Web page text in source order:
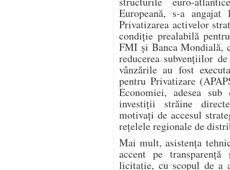
Europeană, s-a
Privatizarea activelor
condiție prealabilă
FMI și Banca Mondială,
reducerea subvențiilor
vânzările au fost
pentru Privatizare
Economiei, adesea
investiții străine
motivați de accesul
rețelele regionale de
Mai mult, asistența
accent pe
licitație, cu scopul de a